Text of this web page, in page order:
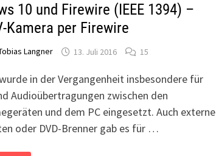
10 und Firewire (IEEE 1394) –
Kamera per Firewire
Langner 13. Juli 2016 15
in der Vergangenheit insbesondere für
Audioübertragungen zwischen den
und dem PC eingesetzt. Auch externe
oder DVD-Brenner gab es für …